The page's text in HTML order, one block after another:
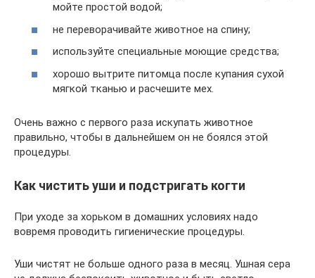
мойте простой водой;
не переворачивайте животное на спину;
используйте специальные моющие средства;
хорошо вытрите питомца после купания сухой
мягкой тканью и расчешите мех.
Очень важно с первого раза искупать животное
правильно, чтобы в дальнейшем он не боялся этой
процедуры.
Как чистить уши и подстригать когти
При уходе за хорьком в домашних условиях надо
вовремя проводить гигиенические процедуры.
Уши чистят не больше одного раза в месяц. Ушная сера